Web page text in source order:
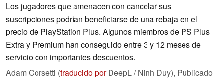
Los jugadores que amenacen con cancelar sus
suscripciones podrían beneficiarse de una rebaja en el
precio de PlayStation Plus. Algunos miembros de PS Plus
Extra y Premium han conseguido entre 3 y 12 meses de
servicio con importantes descuentos.
Adam Corsetti (traducido porDeepL / Ninh Duy), Publicado